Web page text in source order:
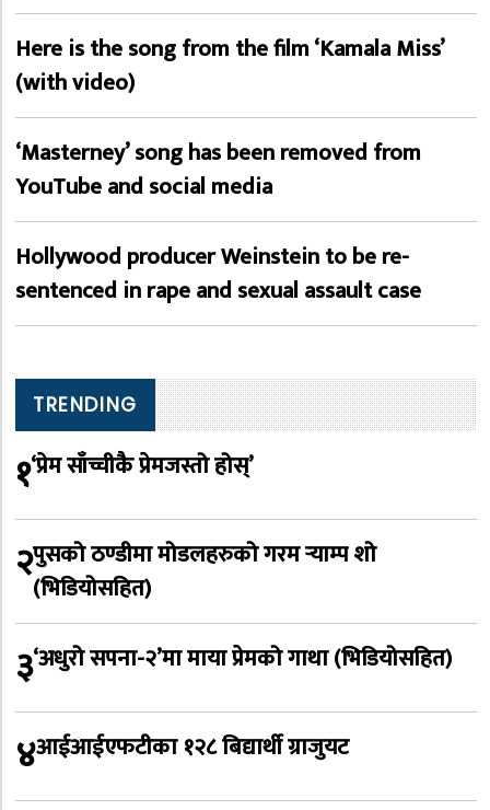
Here is the song from the film ‘Kamala Miss’
(with video)
‘Masterney’ song has been removed from
YouTube and social media
Hollywood producer Weinstein to be re-
sentenced in rape and sexual assault case
TRENDING
१‘प्रेम साँच्चीकै प्रेमजस्तो होस्’
२पुसको ठण्डीमा मोडलहरुको गरम र्‍याम्प शो
(भिडियोसहित)
३‘अधुरो सपना-२’मा माया प्रेमको गाथा (भिडियोसहित)
४आईआईएफटीका १२८ बिद्यार्थी ग्राजुयट